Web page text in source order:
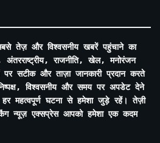
तेज़ और विश्वसनीय खबरें पहुंचाने का
अंतरराष्ट्रीय, राजनीति, खेल, मनोरंजन
पर सटीक और ताज़ा जानकारी प्रदान करते
विश्वसनीय और समय पर अपडेट देने
महत्वपूर्ण घटना से हमेशा जुड़े रहें। तेज़ी
न्यूज़ एक्सप्रेस आपको हमेशा एक कदम